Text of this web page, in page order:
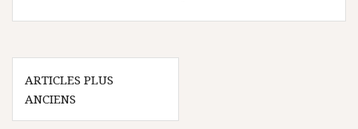
N
a
ARTICLES PLUS
ANCIENS